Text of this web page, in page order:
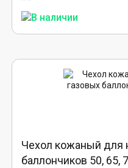
Чехол кожаный для
баллончиков 50, 65,